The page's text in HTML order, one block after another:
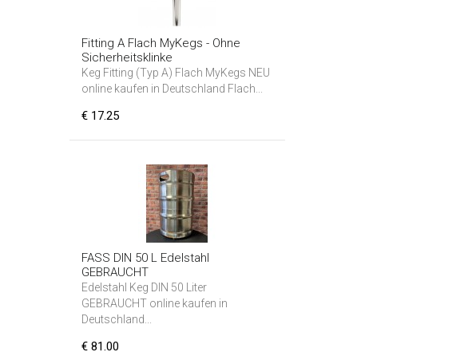
Fitting A Flach MyKegs - Ohne
Sicherheitsklinke
Keg Fitting (Typ A) Flach MyKegs NEU
online kaufen in Deutschland Flach...
€ 17.25
FASS DIN 50 L Edelstahl
GEBRAUCHT
Edelstahl Keg DIN 50 Liter
GEBRAUCHT online kaufen in
Deutschland...
€ 81.00